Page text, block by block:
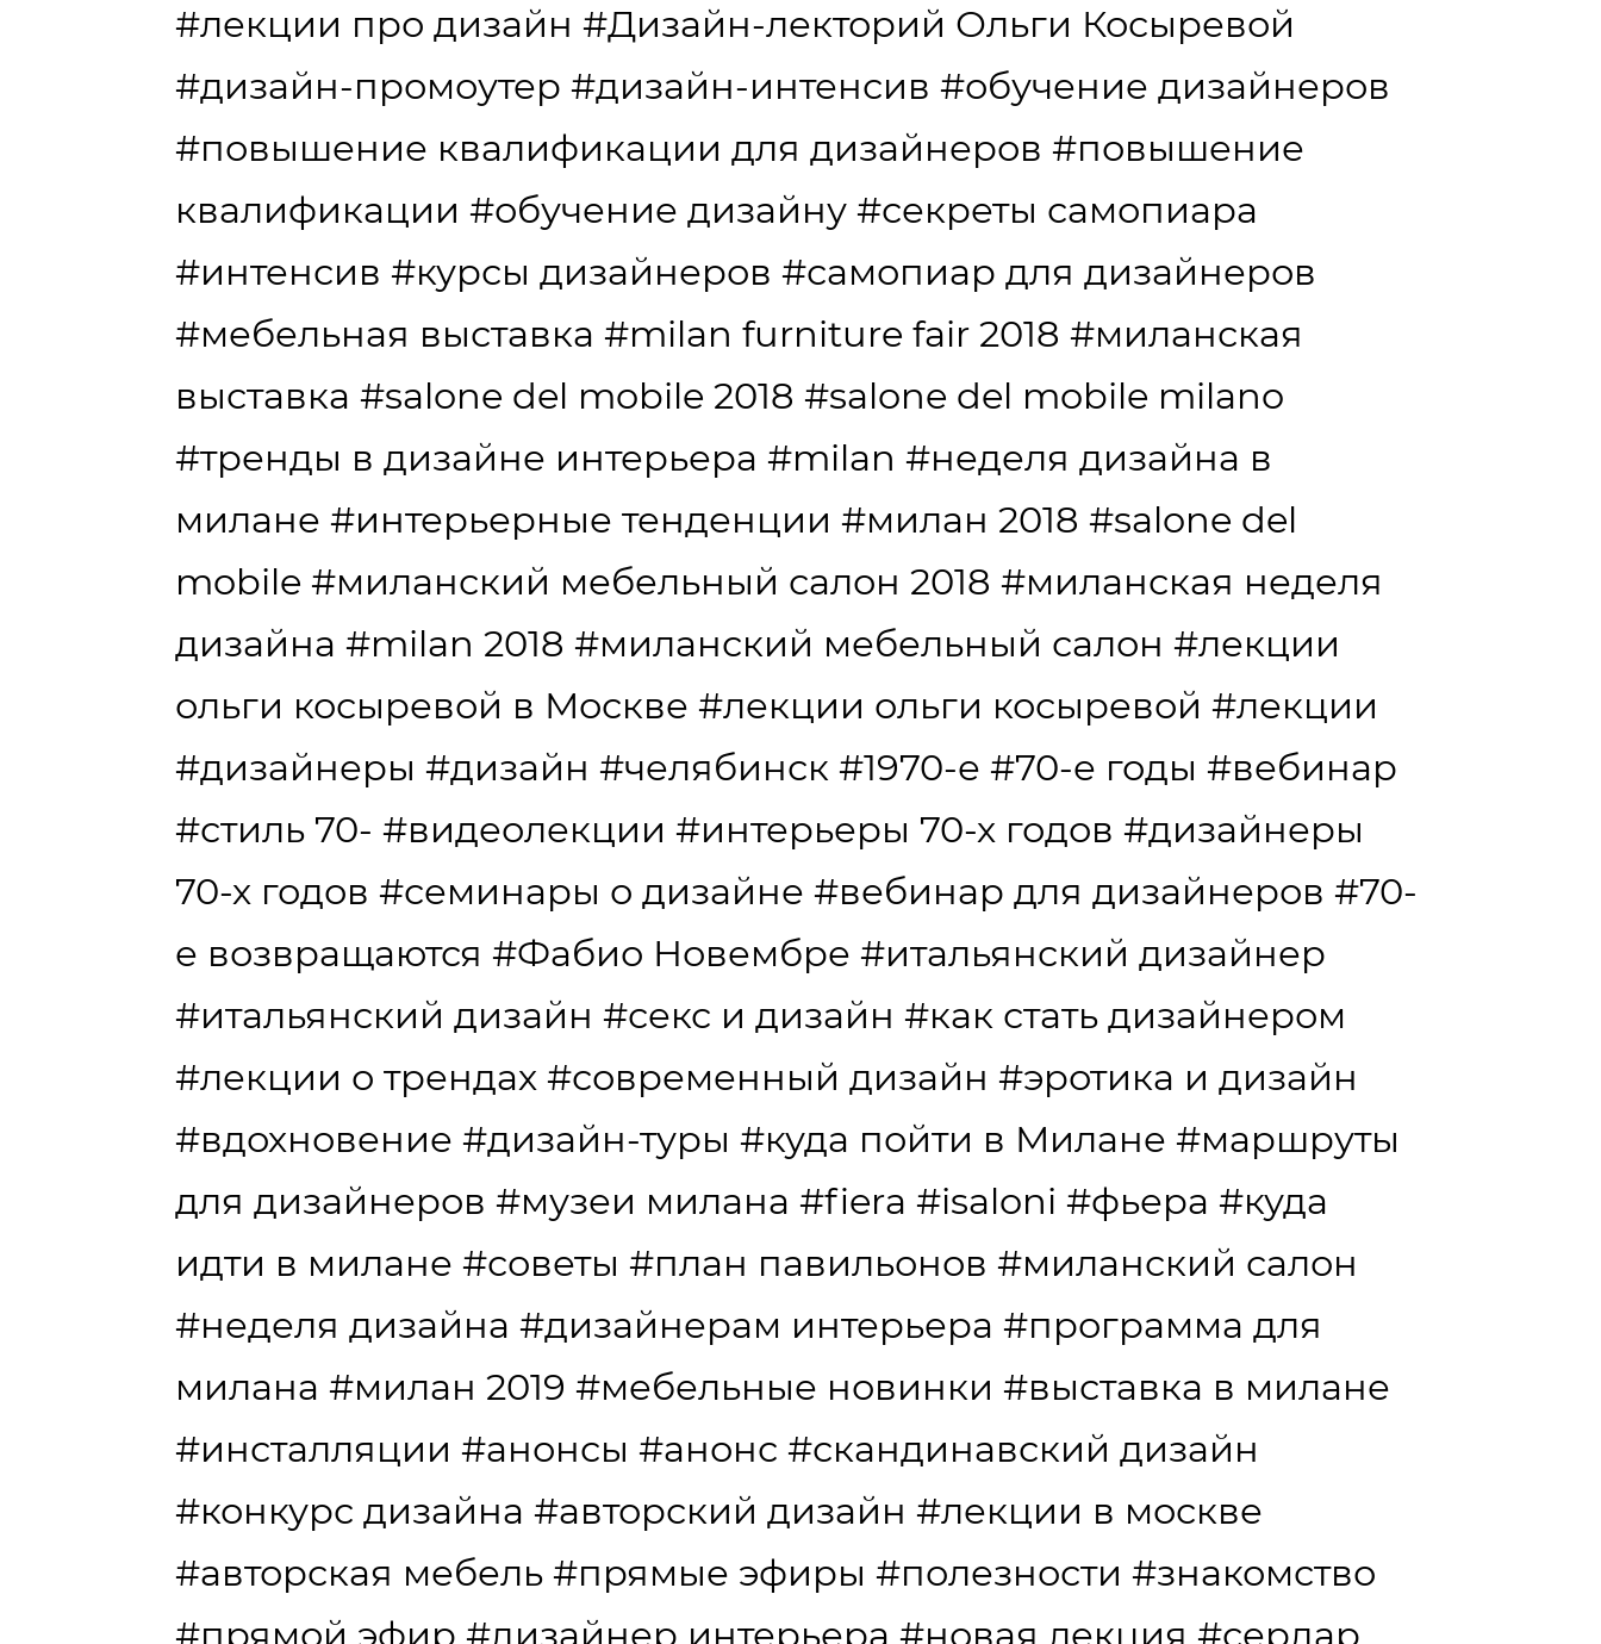
#лекции про дизайн #Дизайн-лекторий Ольги Косыревой
#дизайн-промоутер #дизайн-интенсив #обучение дизайнеров
#повышение квалификации для дизайнеров #повышение
квалификации #обучение дизайну #секреты самопиара
#интенсив #курсы дизайнеров #самопиар для дизайнеров
#мебельная выставка #milan furniture fair 2018 #миланская
выставка #salone del mobile 2018 #salone del mobile milano
#тренды в дизайне интерьера #milan #неделя дизайна в
милане #интерьерные тенденции #милан 2018 #salone del
mobile #миланский мебельный салон 2018 #миланская неделя
дизайна #milan 2018 #миланский мебельный салон #лекции
ольги косыревой в Москве #лекции ольги косыревой #лекции
#дизайнеры #дизайн #челябинск #1970-е #70-е годы #вебинар
#стиль 70- #видеолекции #интерьеры 70-х годов #дизайнеры
70-х годов #семинары о дизайне #вебинар для дизайнеров #70-
е возвращаются #Фабио Новембре #итальянский дизайнер
#итальянский дизайн #секс и дизайн #как стать дизайнером
#лекции о трендах #современный дизайн #эротика и дизайн
#вдохновение #дизайн-туры #куда пойти в Милане #маршруты
для дизайнеров #музеи милана #fiera #isaloni #фьера #куда
идти в милане #советы #план павильонов #миланский салон
#неделя дизайна #дизайнерам интерьера #программа для
милана #милан 2019 #мебельные новинки #выставка в милане
#инсталляции #анонсы #анонс #скандинавский дизайн
#конкурс дизайна #авторский дизайн #лекции в москве
#авторская мебель #прямые эфиры #полезности #знакомство
#прямой эфир #дизайнер интерьера #новая лекция #сердар